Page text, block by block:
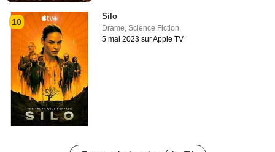
10
Silo
Drame ,Science Fiction
5 mai 2023 sur Apple TV